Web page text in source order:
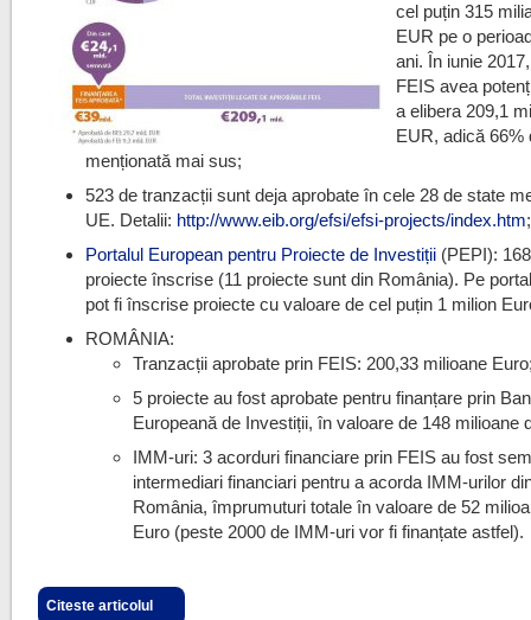
cel puțin 315
EUR pe o
ani. În iunie
FEIS avea
a elibera 209,1
EUR, adică 66%
menționată mai sus;
523 de tranzacții sunt deja aprobate în cele 28 de state
UE. Detalii: http://www.eib.org/efsi/efsi-projects/index.htm;
Portalul European pentru Proiecte de Investiții (PEPI):
proiecte înscrise (11 proiecte sunt din România). Pe
pot fi înscrise proiecte cu valoare de cel puțin 1 milion
ROMÂNIA:
Tranzacții aprobate prin FEIS: 200,33 milioane
5 proiecte au fost aprobate pentru finanțare prin
Europeană de Investiții, în valoare de 148 milioane
IMM-uri: 3 acorduri financiare prin FEIS au fost
intermediari financiari pentru a acorda IMM-urilor
România, împrumuturi totale în valoare de 52
Euro (peste 2000 de IMM-uri vor fi finanțate astfel).
Citeste articolul